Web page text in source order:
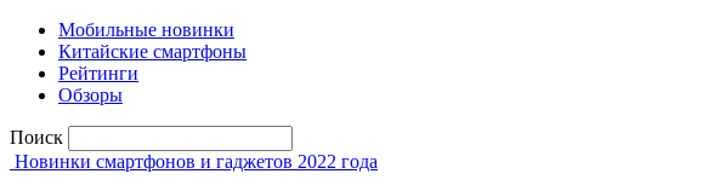
Мобильные новинки
Китайские смартфоны
Рейтинги
Обзоры
Поиск
Новинки смартфонов и гаджетов 2022 года